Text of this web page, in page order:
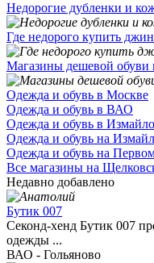
Недорогие дубленки и
Где недорого купить
Магазины дешевой обуви
Одежда и обувь в Москве
Одежда и обувь в ВАО
Одежда и обувь в
Одежда и обувь на
Одежда и обувь на
Все магазины на
Недавно добавлено
Бутик 007
Секонд-хенд Бутик 007
одежды ...
ВАО - Гольяново